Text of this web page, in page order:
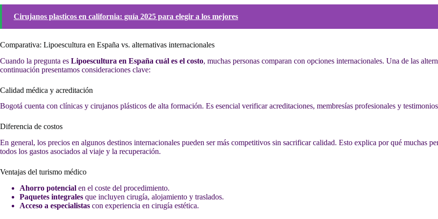
Cirujanos plasticos en california: guía 2025 para elegir a los mejores
Comparativa: Lipoescultura en España vs. alternativas internacionales
Cuando la pregunta es Lipoescultura en España cuál es el costo, muchas personas comparan con opciones internacionales. Una de las
continuación presentamos consideraciones clave:
Calidad médica y acreditación
Bogotá cuenta con clínicas y cirujanos plásticos de alta formación. Es esencial verificar acreditaciones, membresías profesionales y
Diferencia de costos
En general, los precios en algunos destinos internacionales pueden ser más competitivos sin sacrificar calidad. Esto explica por qué muchas
todos los gastos asociados al viaje y la recuperación.
Ventajas del turismo médico
Ahorro potencial en el coste del procedimiento.
Paquetes integrales que incluyen cirugía, alojamiento y traslados.
Acceso a especialistas con experiencia en cirugía estética.